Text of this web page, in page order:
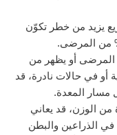
يزيد من خطر تكوّن
المرضى أو يظهر من
أو في حالات نادرة، قد
مسار المعدة.
من الوزن، قد يعاني
الذراعين والبطن